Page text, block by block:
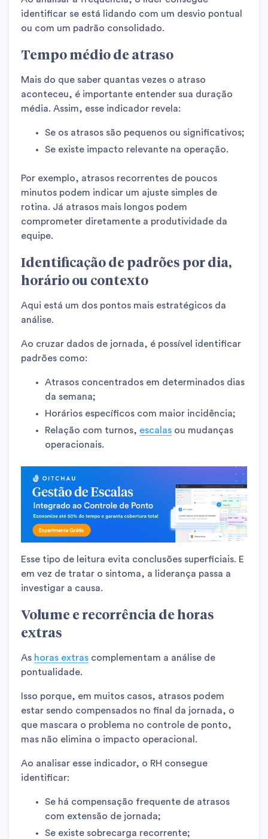
identificar se está lidando com um desvio pontual
ou com um padrão consolidado.
Tempo médio de atraso
Mais do que saber quantas vezes o atraso
aconteceu, é importante entender sua duração
média. Assim, esse indicador revela:
Se os atrasos são pequenos ou significativos;
Se existe impacto relevante na operação.
Por exemplo, atrasos recorrentes de poucos
minutos podem indicar um ajuste simples de
rotina. Já atrasos mais longos podem
comprometer diretamente a produtividade da
equipe.
Identificação de padrões por dia,
horário ou contexto
Aqui está um dos pontos mais estratégicos da
análise.
Ao cruzar dados de jornada, é possível identificar
padrões como:
Atrasos concentrados em determinados dias
da semana;
Horários específicos com maior incidência;
Relação com turnos, escalas ou mudanças
operacionais.
Esse tipo de leitura evita conclusões superficiais. E
em vez de tratar o sintoma, a liderança passa a
investigar a causa.
Volume e recorrência de horas
extras
As horas extras complementam a análise de
pontualidade.
Isso porque, em muitos casos, atrasos podem
estar sendo compensados no final da jornada, o
que mascara o problema no controle de ponto,
mas não elimina o impacto operacional.
Ao analisar esse indicador, o RH consegue
identificar:
Se há compensação frequente de atrasos
com extensão de jornada;
Se existe sobrecarga recorrente;